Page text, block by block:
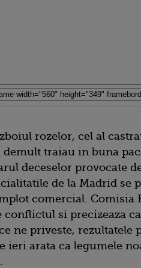
rozelor, cel al
demult traiau in buna
deceselor provocate
de la Madrid se
comercial. Comisia
conflictul si precizeaza
ne priveste,
ieri arata ca legumele